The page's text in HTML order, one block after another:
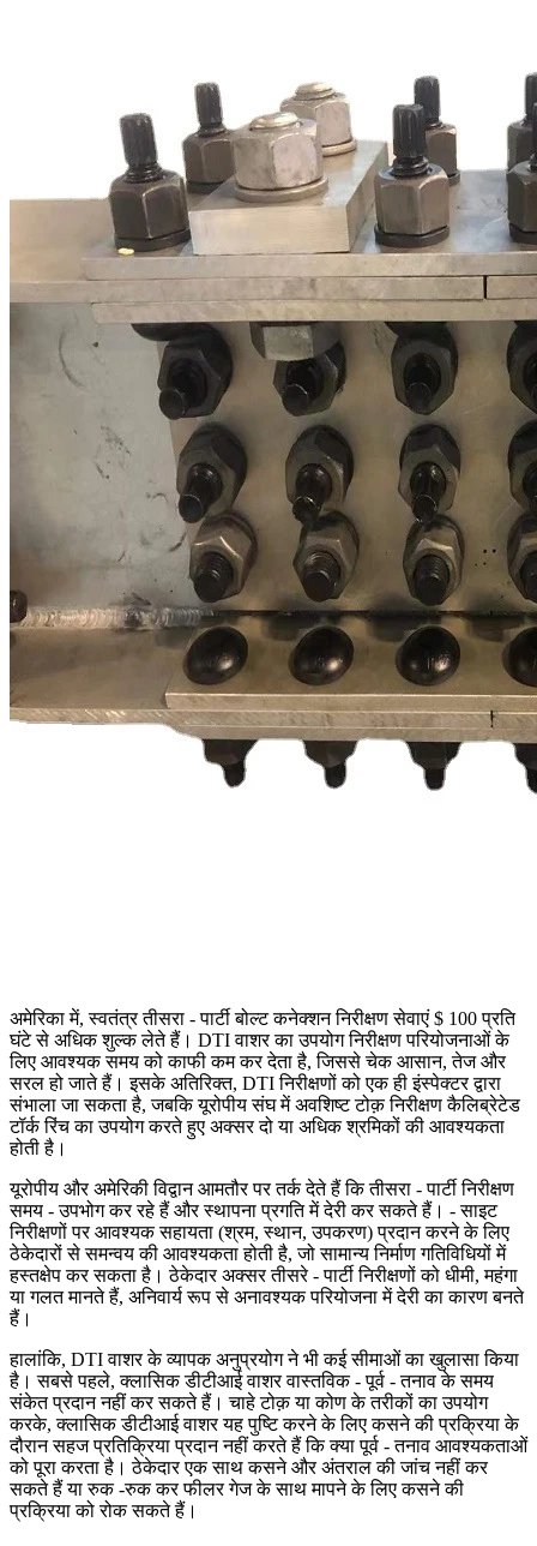
अमेरिका में, स्वतंत्र तीसरा - पार्टी बोल्ट कनेक्शन निरीक्षण सेवाएं $ 100 प्रति
घंटे से अधिक शुल्क लेते हैं। DTI वाशर का उपयोग निरीक्षण परियोजनाओं के
लिए आवश्यक समय को काफी कम कर देता है, जिससे चेक आसान, तेज और
सरल हो जाते हैं। इसके अतिरिक्त, DTI निरीक्षणों को एक ही इंस्पेक्टर द्वारा
संभाला जा सकता है, जबकि यूरोपीय संघ में अवशिष्ट टोक़ निरीक्षण कैलिब्रेटेड
टॉर्क रिंच का उपयोग करते हुए अक्सर दो या अधिक श्रमिकों की आवश्यकता
होती है।
यूरोपीय और अमेरिकी विद्वान आमतौर पर तर्क देते हैं कि तीसरा - पार्टी निरीक्षण
समय - उपभोग कर रहे हैं और स्थापना प्रगति में देरी कर सकते हैं। - साइट
निरीक्षणों पर आवश्यक सहायता (श्रम, स्थान, उपकरण) प्रदान करने के लिए
ठेकेदारों से समन्वय की आवश्यकता होती है, जो सामान्य निर्माण गतिविधियों में
हस्तक्षेप कर सकता है। ठेकेदार अक्सर तीसरे - पार्टी निरीक्षणों को धीमी, महंगा
या गलत मानते हैं, अनिवार्य रूप से अनावश्यक परियोजना में देरी का कारण बनते
हैं।
हालांकि, DTI वाशर के व्यापक अनुप्रयोग ने भी कई सीमाओं का खुलासा किया
है। सबसे पहले, क्लासिक डीटीआई वाशर वास्तविक - पूर्व - तनाव के समय
संकेत प्रदान नहीं कर सकते हैं। चाहे टोक़ या कोण के तरीकों का उपयोग
करके, क्लासिक डीटीआई वाशर यह पुष्टि करने के लिए कसने की प्रक्रिया के
दौरान सहज प्रतिक्रिया प्रदान नहीं करते हैं कि क्या पूर्व - तनाव आवश्यकताओं
को पूरा करता है। ठेकेदार एक साथ कसने और अंतराल की जांच नहीं कर
सकते हैं या रुक -रुक कर फीलर गेज के साथ मापने के लिए कसने की
प्रक्रिया को रोक सकते हैं।